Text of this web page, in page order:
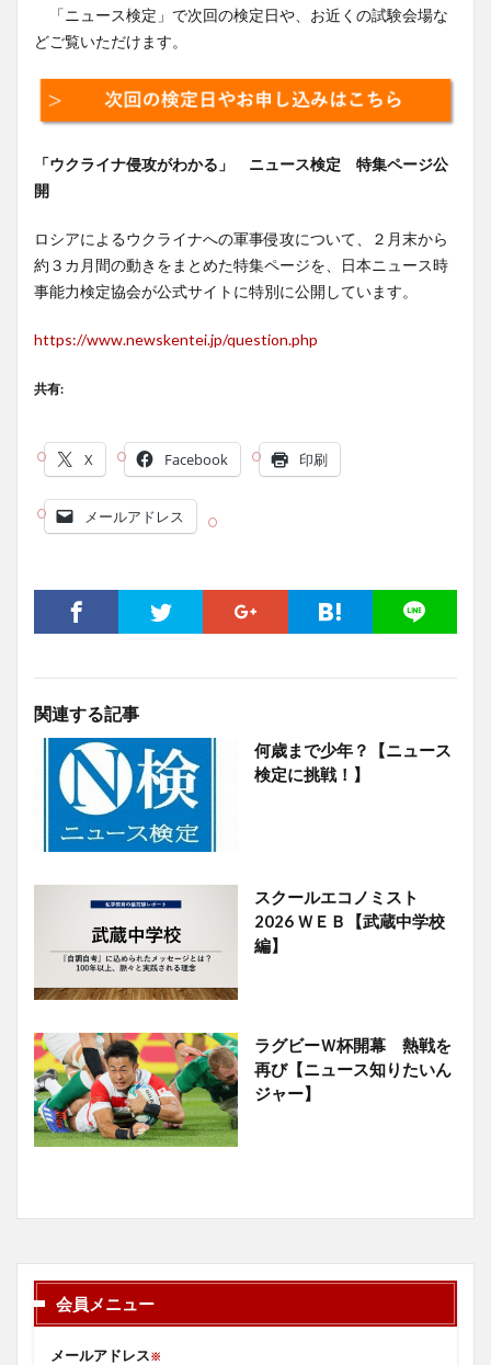
「ニュース検定」で次回の検定日や、お近くの試験会場な
どご覧いただけます。
「ウクライナ侵攻がわかる」 ニュース検定 特集ページ公
開
ロシアによるウクライナへの軍事侵攻について、２月末から
約３カ月間の動きをまとめた特集ページを、日本ニュース時
事能力検定協会が公式サイトに特別に公開しています。
https://www.newskentei.jp/question.php
共有:
X Facebook 印刷
メールアドレス
関連する記事
何歳まで少年？【ニュース
検定に挑戦！】
スクールエコノミスト
2026 ＷＥＢ【武蔵中学校
編】
ラグビーＷ杯開幕 熱戦を
再び【ニュース知りたいん
ジャー】
会員メニュー
メールアドレス※